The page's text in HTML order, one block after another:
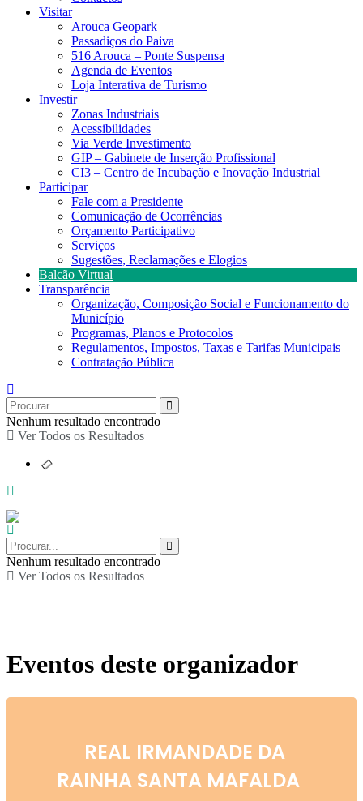
Visitar
Arouca Geopark
Passadiços do Paiva
516 Arouca – Ponte Suspensa
Agenda de Eventos
Loja Interativa de Turismo
Investir
Zonas Industriais
Acessibilidades
Via Verde Investimento
GIP – Gabinete de Inserção Profissional
CI3 – Centro de Incubação e Inovação Industrial
Participar
Fale com a Presidente
Comunicação de Ocorrências
Orçamento Participativo
Serviços
Sugestões, Reclamações e Elogios
Balcão Virtual
Transparência
Organização, Composição Social e Funcionamento do
Município
Programas, Planos e Protocolos
Regulamentos, Impostos, Taxas e Tarifas Municipais
Contratação Pública
Nenhum resultado encontrado
Ver Todos os Resultados
Nenhum resultado encontrado
Ver Todos os Resultados
Eventos deste organizador
REAL IRMANDADE DA
RAINHA SANTA MAFALDA